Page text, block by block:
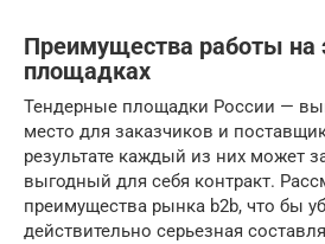
Преимущества работы на
площадках
Тендерные площадки России —
место для заказчиков и
результате каждый из них может
выгодный для себя контракт.
преимущества рынка b2b, что бы
действительно серьезная